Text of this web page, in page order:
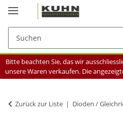
Bitte beachten Sie, das wir
unsere Waren verkaufen. Die
Zurück zur Liste Dioden /